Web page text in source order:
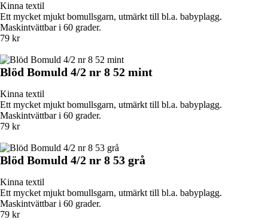
Kinna textil
Ett mycket mjukt bomullsgarn, utmärkt till bl.a. babyplagg.
Maskintvättbar i 60 grader.
79 kr
Blöd Bomuld 4/2 nr 8 52 mint
Kinna textil
Ett mycket mjukt bomullsgarn, utmärkt till bl.a. babyplagg.
Maskintvättbar i 60 grader.
79 kr
Blöd Bomuld 4/2 nr 8 53 grå
Kinna textil
Ett mycket mjukt bomullsgarn, utmärkt till bl.a. babyplagg.
Maskintvättbar i 60 grader.
79 kr